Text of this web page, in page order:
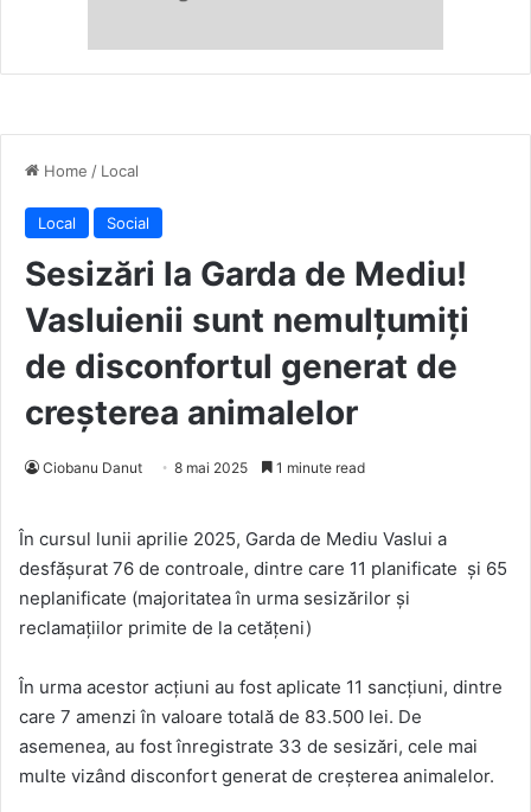
Home / Local
Local Social
Sesizări la Garda de Mediu!
Vasluienii sunt nemulțumiți
de disconfortul generat de
creșterea animalelor
Ciobanu Danut 8 mai 2025 1 minute read
În cursul lunii aprilie 2025, Garda de Mediu Vaslui a
desfășurat 76 de controale, dintre care 11 planificate și 65
neplanificate (majoritatea în urma sesizărilor și
reclamațiilor primite de la cetățeni)
În urma acestor acțiuni au fost aplicate 11 sancțiuni, dintre
care 7 amenzi în valoare totală de 83.500 lei. De
asemenea, au fost înregistrate 33 de sesizări, cele mai
multe vizând disconfort generat de creșterea animalelor.